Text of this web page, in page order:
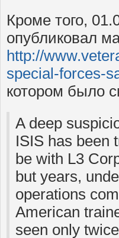
Кроме того,
опубликовал
http://
special-forces-
котором было
A deep
ISIS has been
be with L3
but years,
operations
American
seen only